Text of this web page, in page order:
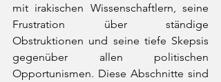
mit irakischen Wissenschaftlern, seine
Frustration über ständige
Obstruktionen und seine tiefe Skepsis
gegenüber allen politischen
Opportunismen. Diese Abschnitte sind